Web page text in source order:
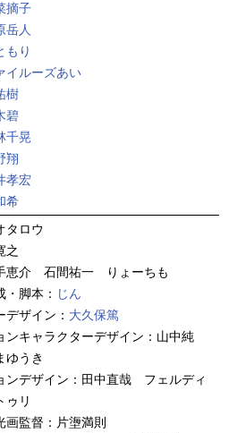
摘子
岳人
もり
イルーズあい
樹
碧
千晃
翔
孝宏
希
タロウ
之
恵介 石間祐一 りょーちも
・脚本： じん
デザイン： 大久保篤
ンキャラクターデザイン：山中純
うき
ンデザイン：田中直哉 フェルディ
ゥリ
画監督：片塰満則